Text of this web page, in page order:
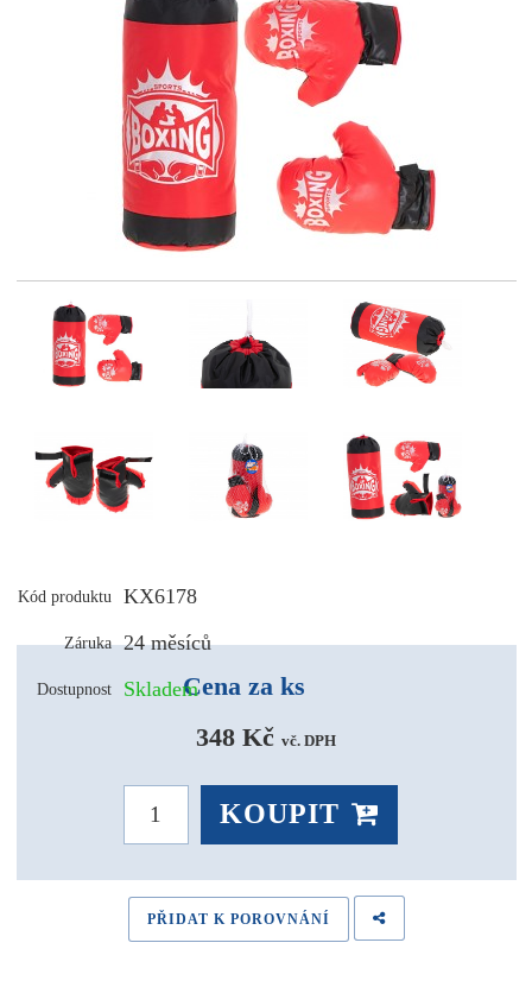
Kód produktu KX6178
Záruka 24 měsíců
Dostupnost SklademCena za ks
348 Kč vč. DPH
KOUPIT
PŘIDAT K POROVNÁNÍ